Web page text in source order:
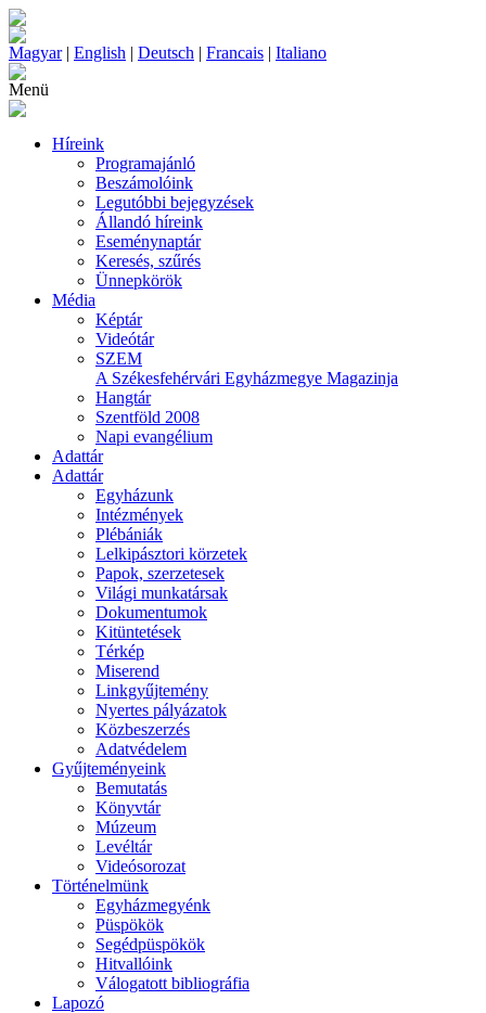
Magyar| English | Deutsch | Francais | Italiano
Menü
Híreink
Programajánló
Beszámolóink
Legutóbbi bejegyzések
Állandó híreink
Eseménynaptár
Keresés, szűrés
Ünnepkörök
Média
Képtár
Videótár
SZEM
A Székesfehérvári Egyházmegye Magazinja
Hangtár
Szentföld 2008
Napi evangélium
Adattár
Adattár
Egyházunk
Intézmények
Plébániák
Lelkipásztori körzetek
Papok, szerzetesek
Világi munkatársak
Dokumentumok
Kitüntetések
Térkép
Miserend
Linkgyűjtemény
Nyertes pályázatok
Közbeszerzés
Adatvédelem
Gyűjteményeink
Bemutatás
Könyvtár
Múzeum
Levéltár
Videósorozat
Történelmünk
Egyházmegyénk
Püspökök
Segédpüspökök
Hitvallóink
Válogatott bibliográfia
Lapozó